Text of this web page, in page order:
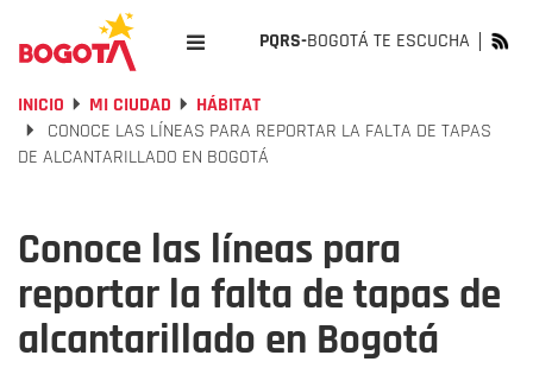
PQRS-BOGOTÁ TE ESCUCHA
INICIO MI CIUDAD
HÁBITAT
CONOCE LAS LÍNEAS PARA REPORTAR LA FALTA DE TAPAS
DE ALCANTARILLADO EN BOGOTÁ
Conoce las líneas para
reportar la falta de tapas de
alcantarillado en Bogotá